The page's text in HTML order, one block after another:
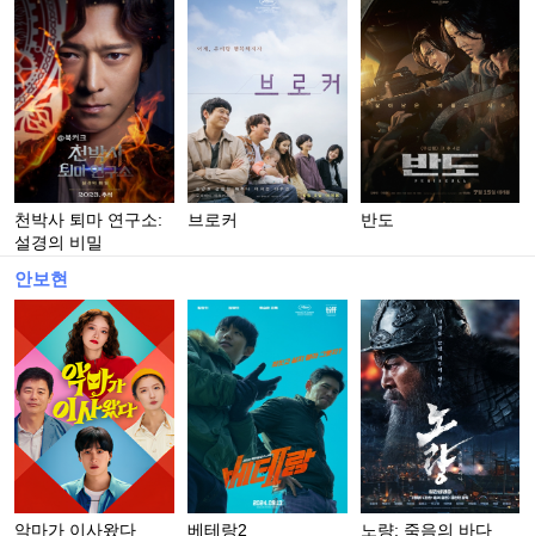
천박사 퇴마 연구소:
설경의 비밀
브로커 반도
안보현
악마가 이사왔다 베테랑2 노량: 죽음의 바다